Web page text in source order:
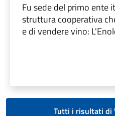
Fu sede del primo ente
struttura cooperativa
e di vendere vino:
Tutti i risultati di